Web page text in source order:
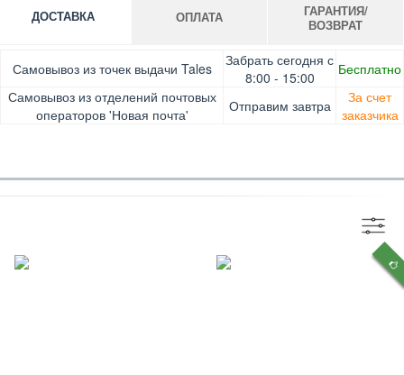
ДОСТАВКА
Самовывоз из точек выдачи Tales
Забрать сегодня с
8:00 - 15:00
Бесплатно
Самовывоз из отделений почтовых
операторов 'Новая почта'
Отправим завтра
За счет
заказчика
ОПЛАТА
Оплата при получении товара, Картой онлайн, Google
Pay, Безналичными для юридических лиц, Безналичными
для физических лиц, Apple Pay, Mastercard, Visa
ГАРАНТИЯ/
ВОЗВРАТ
Гарантия. Обмен/возврат товара в течение 14 дней.
Доставка за счет заказчика